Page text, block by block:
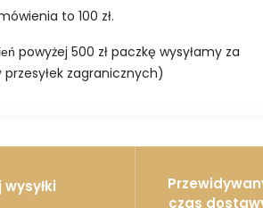
to 100 zł.
powyżej 500 zł paczkę wysyłamy za
zagranicznych)
wysyłki
czas